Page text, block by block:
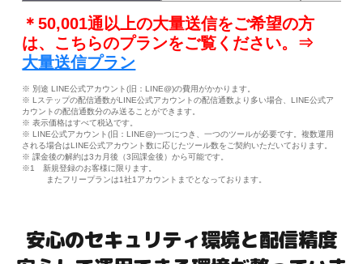
＊50,001通以上の大量送信をご希望の方
は、こちらのプランをご覧ください。⇒
大量送信プラン
※ 別途 LINE公式アカウント(旧：LINE@)の費用がかかります。
※ Lステップの配信通数がLINE公式アカウントの配信通数より多い場合、LINE公式ア
カウントの配信通数分のみ送ることができます。
※ 表示価格はすべて税込です。
※ LINE公式アカウント(旧：LINE@)一つにつき、一つのツールが必要です。複数運用
される場合はLINE公式アカウント数に応じたツール数をご契約いただいております。
※ 課金後の解約は3カ月後（3回課金後）から可能です。
※1 新規登録のお客様に限ります。
またフリープランは1社1アカウントまでとなっております。
安心のセキュリティ環境と配信精度